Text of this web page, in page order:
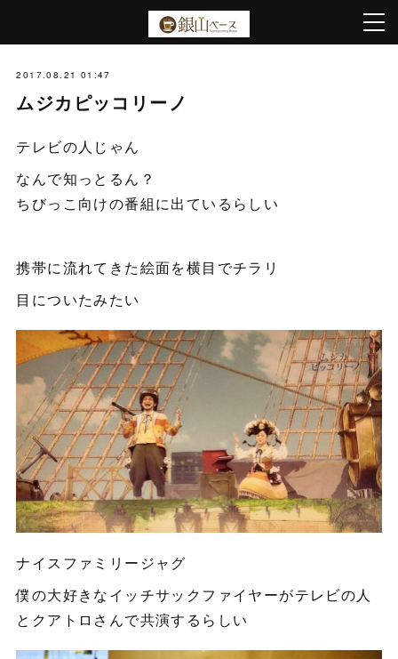
2017.08.21 01:47
ムジカピッコリーノ
テレビの人じゃん
なんで知っとるん？
ちびっこ向けの番組に出ているらしい
携帯に流れてきた絵面を横目でチラリ
目についたみたい
ナイスファミリージャグ
僕の大好きなイッチサックファイヤーがテレビの人
とクアトロさんで共演するらしい